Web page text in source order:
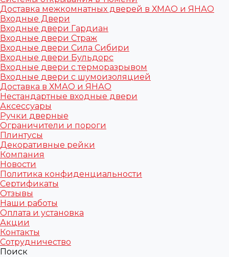
Доставка межкомнатных дверей в ХМАО и ЯНАО
Входные Двери
Входные двери Гардиан
Входные двери Страж
Входные двери Сила Сибири
Входные двери Бульдорс
Входные двери с терморазрывом
Входные двери с шумоизоляцией
Доставка в ХМАО и ЯНАО
Нестандартные входные двери
Аксессуары
Ручки дверные
Ограничители и пороги
Плинтусы
Декоративные рейки
Компания
Новости
Политика конфиденциальности
Сертификаты
Отзывы
Наши работы
Оплата и установка
Акции
Контакты
Сотрудничество
Поиск